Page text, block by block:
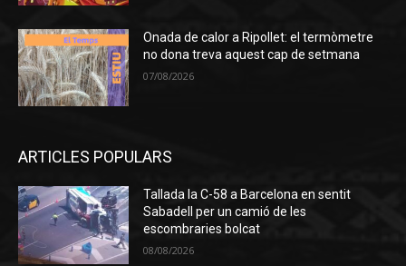
Onada de calor a Ripollet: el termòmetre
no dona treva aquest cap de setmana
07/08/2026
ARTICLES POPULARS
Tallada la C-58 a Barcelona en sentit
Sabadell per un camió de les
escombraries bolcat
08/08/2026